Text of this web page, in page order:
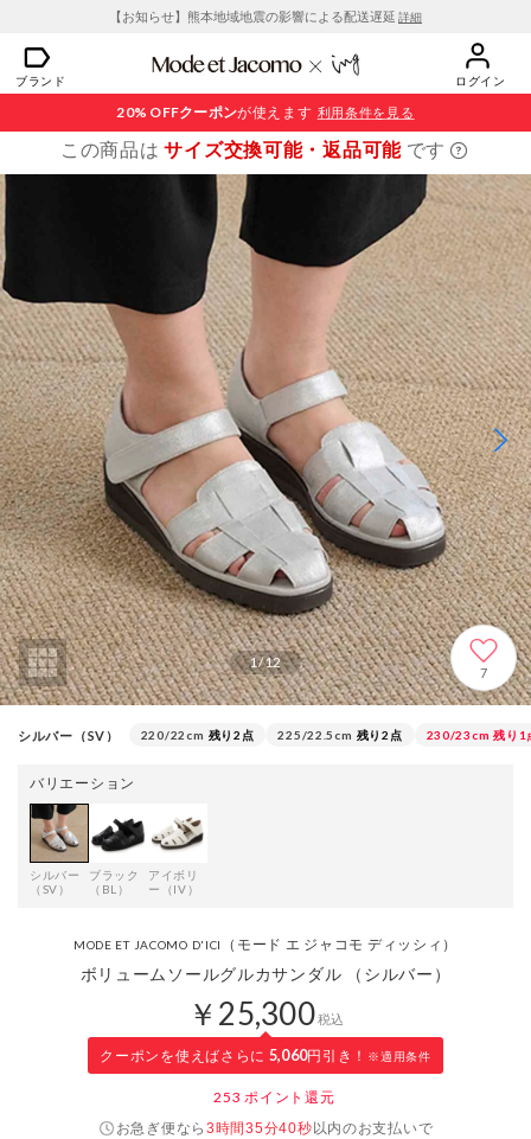
【お知らせ】熊本地域地震の影響による配送遅延 詳細
ブランド ログイン
20% OFFクーポンが使えます 利用条件を見る
この商品はサイズ交換可能・返品可能 です
1/12
7
シルバー（SV） 220/22cm 残り2点 225/22.5cm 残り2点 230/23cm 残り1
バリエーション
シルバー
（SV）
ブラック
（BL）
アイボリ
ー（IV）
MODE ET JACOMO D'ICI （モード エ ジャコモ ディッシィ）
ボリュームソールグルカサンダル （シルバー）
￥25,300税込
クーポンを使えばさらに 5,060円引き！ ※適用条件
253 ポイント還元
お急ぎ便なら3時間35分40秒以内のお支払いで